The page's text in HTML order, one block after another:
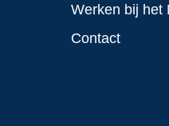
Werken bij het
Contact